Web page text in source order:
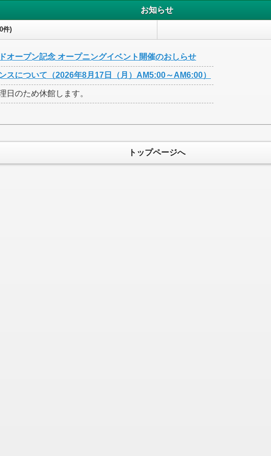
お知らせ
件)
オープン記念 オープニングイベント開催のおしらせ
スについて（2026年8月17日（月）AM5:00～AM6:00）
日のため休館します。
トップページへ